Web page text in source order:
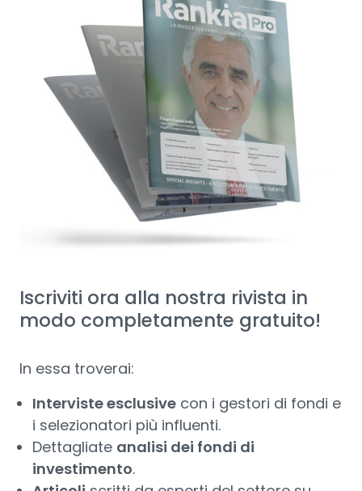
Iscriviti ora alla nostra rivista in
modo completamente gratuito!
In essa troverai:
Interviste esclusive con i gestori di fondi e
i selezionatori più influenti.
Dettagliate analisi dei fondi di
investimento.